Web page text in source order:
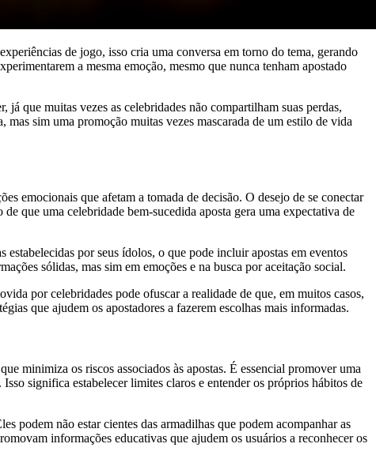
de jogo, isso cria uma conversa em torno do tema, gerando
a mesma emoção, mesmo que nunca tenham apostado
que muitas vezes as celebridades não compartilham suas perdas,
sim uma promoção muitas vezes mascarada de um estilo de vida
emocionais que afetam a tomada de decisão. O desejo de se conectar
que uma celebridade bem-sucedida aposta gera uma expectativa de
por seus ídolos, o que pode incluir apostas em eventos
sólidas, mas sim em emoções e na busca por aceitação social.
por celebridades pode ofuscar a realidade de que, em muitos casos,
que ajudem os apostadores a fazerem escolhas mais informadas.
minimiza os riscos associados às apostas. É essencial promover uma
significa estabelecer limites claros e entender os próprios hábitos de
podem não estar cientes das armadilhas que podem acompanhar as
informações educativas que ajudem os usuários a reconhecer os